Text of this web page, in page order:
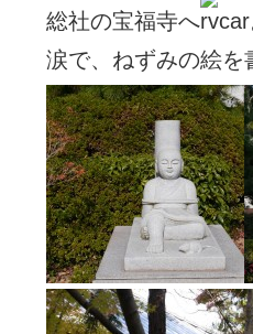
総社の宝福寺へ
涙で、ねずみの絵を